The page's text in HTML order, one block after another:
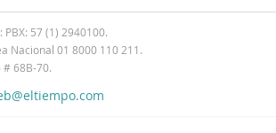
57 (1) 2940100.
Nacional 01 8000 110 211.
# 68B-70.